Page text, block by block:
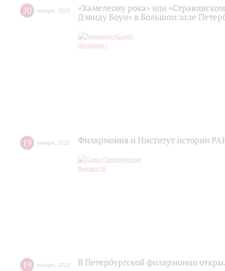
20 января 2023
«Хамелеону рока» или
Дэвиду Боуи» в Большом зале
19 января 2023 Филармония и Институт истории
19 января 2023 В Петербургской филармонии